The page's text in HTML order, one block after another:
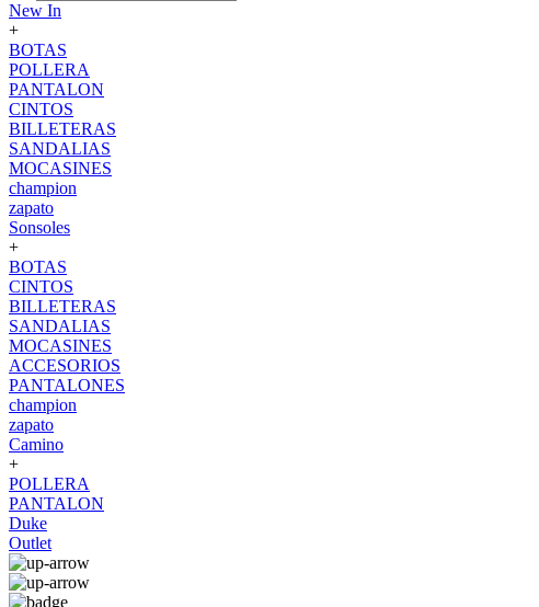
New In
+
BOTAS
POLLERA
PANTALON
CINTOS
BILLETERAS
SANDALIAS
MOCASINES
champion
zapato
Sonsoles
+
BOTAS
CINTOS
BILLETERAS
SANDALIAS
MOCASINES
ACCESORIOS
PANTALONES
champion
zapato
Camino
+
POLLERA
PANTALON
Duke
Outlet